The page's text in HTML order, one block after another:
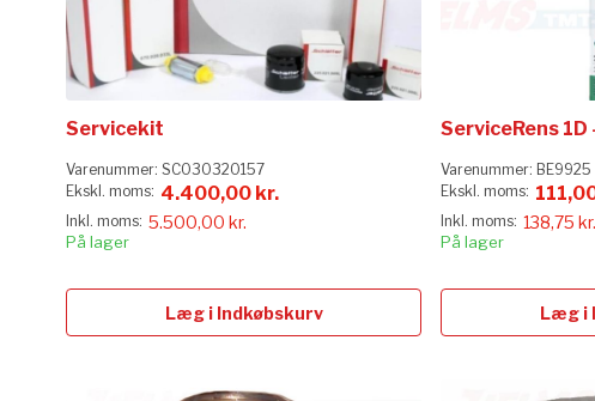
5.500,00 kr.
4.400,00 kr.
Servicekit
Varenummer: SC030320157
På lager
Læg i Indkøbskurv
138,75 kr.
ServiceRens
Varenummer: BE9925
På lager
Læg i